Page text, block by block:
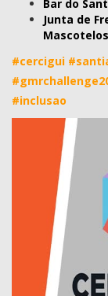
Bar do
Junta de
Mascotelos
#cercigui
#inclusao